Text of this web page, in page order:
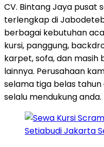
CV. Bintang Jaya pusat
terlengkap di
berbagai kebutuhan
kursi, panggung,
karpet, sofa, dan
lainnya. Perusahaan
selama tiga belas
selalu mendukung anda.